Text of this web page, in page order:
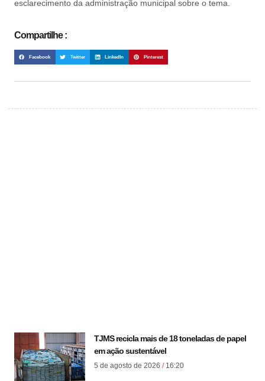
esclarecimento da administração municipal sobre o tema.
Compartilhe :
Facebook Twitter LinkedIn Pinterest
TJMS recicla mais de 18 toneladas de papel
em ação sustentável
5 de agosto de 2026 16:20